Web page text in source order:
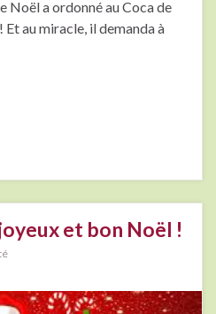
Noël a ordonné au Coca de
au miracle, il demanda à
et bon Noël !